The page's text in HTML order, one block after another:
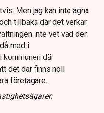
Men jag kan inte ägna
tillbaka där det verkar
inte vet vad den
med i
kommunen där
det där finns noll
företagare.